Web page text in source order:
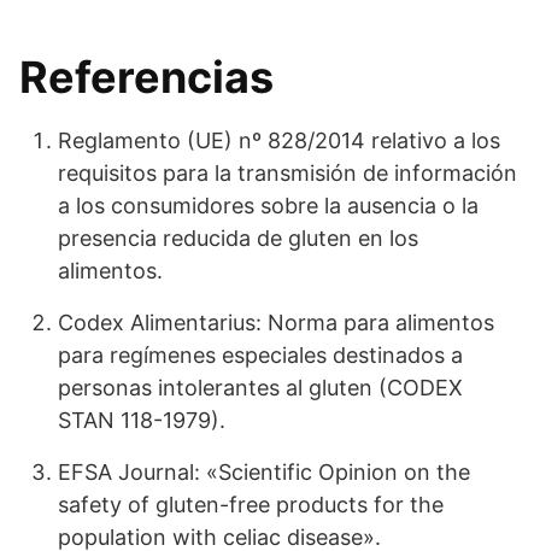
Referencias
Reglamento (UE) nº 828/2014 relativo a los
requisitos para la transmisión de información
a los consumidores sobre la ausencia o la
presencia reducida de gluten en los
alimentos.
Codex Alimentarius: Norma para alimentos
para regímenes especiales destinados a
personas intolerantes al gluten (CODEX
STAN 118-1979).
EFSA Journal: «Scientific Opinion on the
safety of gluten-free products for the
population with celiac disease».